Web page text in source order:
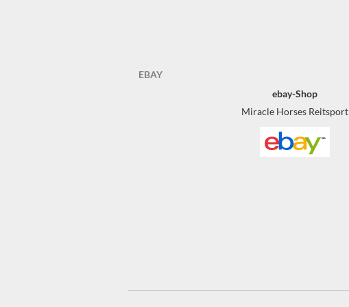
EBAY
ebay-Shop
Miracle Horses Reitsport